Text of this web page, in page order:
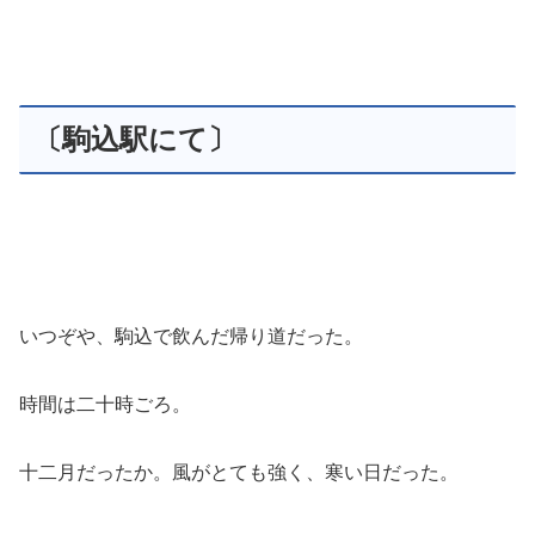
〔駒込駅にて〕
いつぞや、駒込で飲んだ帰り道だった。
時間は二十時ごろ。
十二月だったか。風がとても強く、寒い日だった。